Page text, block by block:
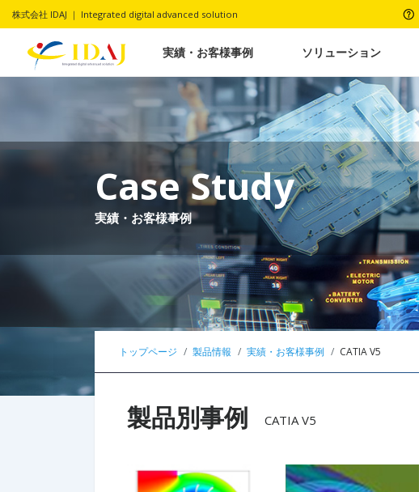
株式会社 IDAJ ｜ Integrated digital advanced solution
実績・お客様事例 ソリューション
Case Study
実績・お客様事例
トップページ 製品情報 実績・お客様事例 CATIA V5
製品別事例 CATIA V5